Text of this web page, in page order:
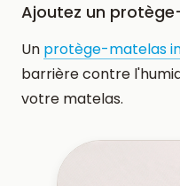
Ajoutez un
Un protège-matelas
barrière contre
votre matelas.